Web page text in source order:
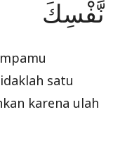
نَّفْسِكَ
satu
karena ulah